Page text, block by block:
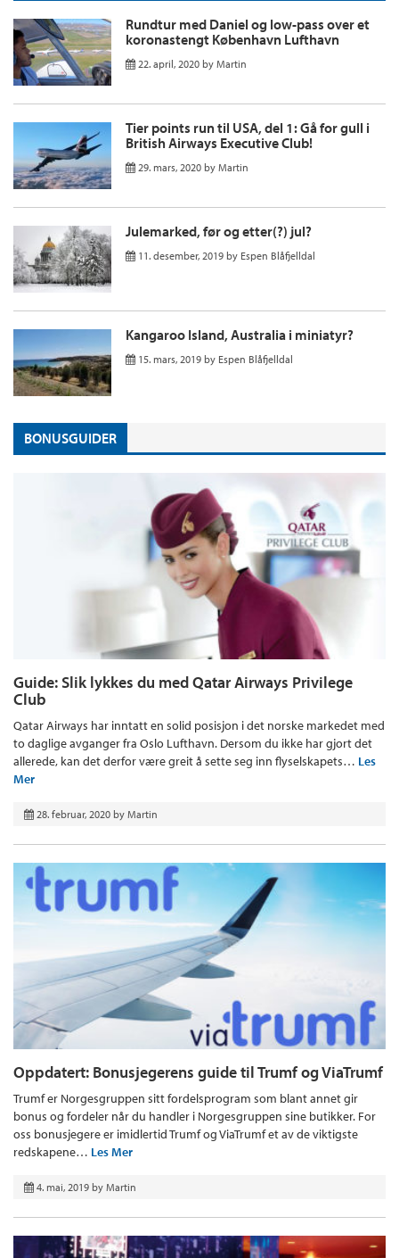
Rundtur med Daniel og low-pass over et
koronastengt København Lufthavn
22. april, 2020 by Martin
Tier points run til USA, del 1: Gå for gull i
British Airways Executive Club!
29. mars, 2020 by Martin
Julemarked, før og etter(?) jul?
11. desember, 2019 by Espen Blåfjelldal
Kangaroo Island, Australia i miniatyr?
15. mars, 2019 by Espen Blåfjelldal
BONUSGUIDER
Guide: Slik lykkes du med Qatar Airways Privilege
Club
Qatar Airways har inntatt en solid posisjon i det norske markedet med
to daglige avganger fra Oslo Lufthavn. Dersom du ikke har gjort det
allerede, kan det derfor være greit å sette seg inn flyselskapets… Les
Mer
28. februar, 2020 by Martin
Oppdatert: Bonusjegerens guide til Trumf og ViaTrumf
Trumf er Norgesgruppen sitt fordelsprogram som blant annet gir
bonus og fordeler når du handler i Norgesgruppen sine butikker. For
oss bonusjegere er imidlertid Trumf og ViaTrumf et av de viktigste
redskapene… Les Mer
4. mai, 2019 by Martin